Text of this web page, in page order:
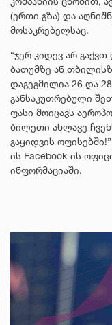
(ერთი გზა) და
მოსაკრებელსაც.
“ჯერ კიდევ არ
ბათუმზე ან
დაგეგმილია 26 და
განსაკუთრებული
ფასი მოიცავს
ბილეთი ახლავე
გაყიდვის
ის Facebook-ის
ინფორმაციაში.